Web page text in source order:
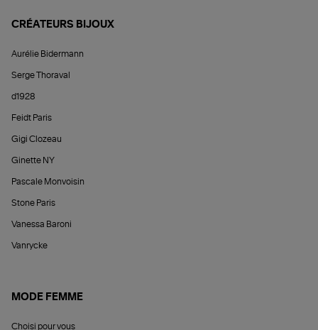
CRÉATEURS BIJOUX
Aurélie Bidermann
Serge Thoraval
d1928
Feidt Paris
Gigi Clozeau
Ginette NY
Pascale Monvoisin
Stone Paris
Vanessa Baroni
Vanrycke
MODE FEMME
Choisi pour vous